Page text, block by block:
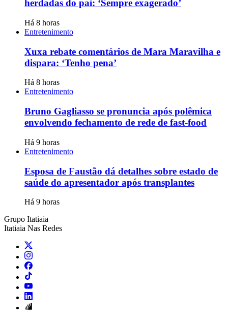
herdadas do pai: ‘Sempre exagerado’
Há 8 horas
Entretenimento
Xuxa rebate comentários de Mara Maravilha e
dispara: ‘Tenho pena’
Há 8 horas
Entretenimento
Bruno Gagliasso se pronuncia após polêmica
envolvendo fechamento de rede de fast-food
Há 9 horas
Entretenimento
Esposa de Faustão dá detalhes sobre estado de
saúde do apresentador após transplantes
Há 9 horas
Grupo Itatiaia
Itatiaia Nas Redes